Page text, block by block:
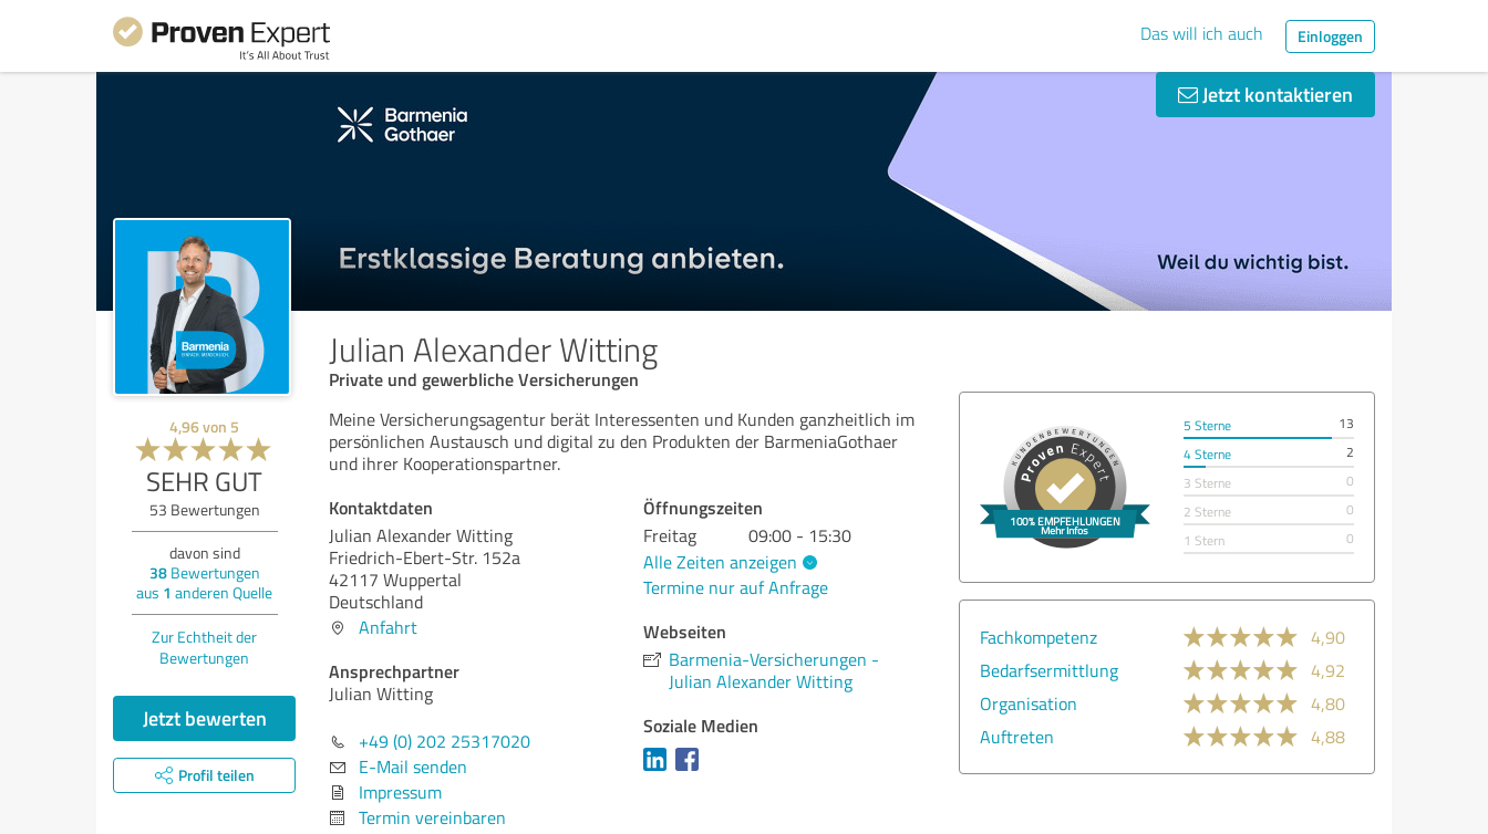
Das will ich auch Einloggen
Jetzt kontaktieren
Julian Alexander Witting
Private und gewerbliche Versicherungen
4,96von 5
SEHR GUT
53 Bewertungen
davon sind
38Bewertungen
aus 1 anderen Quelle
Zur Echtheit der
Bewertungen
Jetzt bewerten
Profil teilen
Meine Versicherungsagentur berät Interessenten und Kunden ganzheitlich im
persönlichen Austausch und digital zu den Produkten der BarmeniaGothaer
und ihrer Kooperationspartner.
Kontaktdaten
Julian Alexander Witting
Friedrich-Ebert-Str. 152a
42117 Wuppertal
Deutschland
Anfahrt
Ansprechpartner
Julian Witting
+49 (0) 202 25317020
E-Mail senden
Impressum
Termin vereinbaren
Öffnungszeiten
Freitag
09:00 - 15:30
Alle Zeiten anzeigen
Termine nur auf Anfrage
Webseiten
Barmenia-Versicherungen -
Julian Alexander Witting
Soziale Medien
5 Sterne
13
4 Sterne
2
3 Sterne
0
2 Sterne
0
1 Stern
0
Fachkompetenz
4,90
Bedarfsermittlung
4,92
Organisation
4,80
Auftreten
4,88